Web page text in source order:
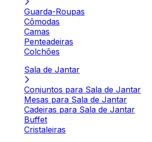
Guarda-Roupas
Cômodas
Camas
Penteadeiras
Colchões
Sala de Jantar
Conjuntos para Sala de Jantar
Mesas para Sala de Jantar
Cadeiras para Sala de Jantar
Buffet
Cristaleiras